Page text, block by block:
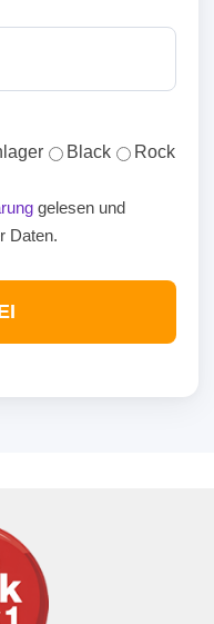
Black Rock
gelesen und
Daten.